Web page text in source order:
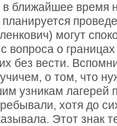
ближайшее время
могут
вопроса о
без вести.
о том, что
узникам лагерей
хотя до
Этот знак